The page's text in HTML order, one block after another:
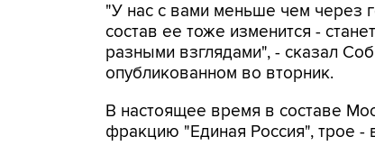
"У нас с вами меньше чем через
состав ее тоже изменится -
разными взглядами", - сказал
опубликованном во вторник.
В настоящее время в составе
фракцию "Единая Россия", трое